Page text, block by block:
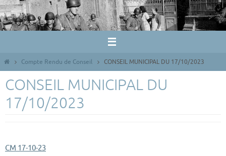
Passer
vers
le
HomeCompte Rendu de Conseil CONSEIL MUNICIPAL DU 17/10/2023
CONSEIL MUNICIPAL DU
17/10/2023
CM 17-10-23